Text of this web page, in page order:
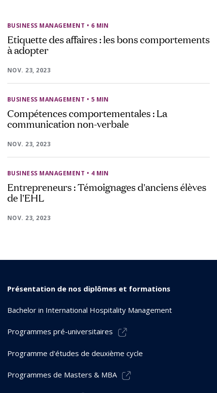
BUSINESS MANAGEMENT • 6 MIN
Etiquette des affaires : les bons comportements
à adopter
NOV. 23, 2023
BUSINESS MANAGEMENT • 5 MIN
Compétences comportementales : La
communication non-verbale
NOV. 23, 2023
BUSINESS MANAGEMENT • 4 MIN
Entrepreneurs : Témoignages d'anciens élèves
de l'EHL
NOV. 23, 2023
Présentation de nos diplômes et formations
Bachelor in International Hospitality Management
Programmes pré-universitaires
Programme d'études de deuxième cycle
Programmes de Masters & MBA